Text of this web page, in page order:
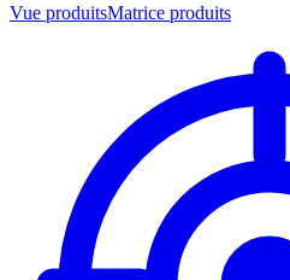
Vue produitsMatrice produits